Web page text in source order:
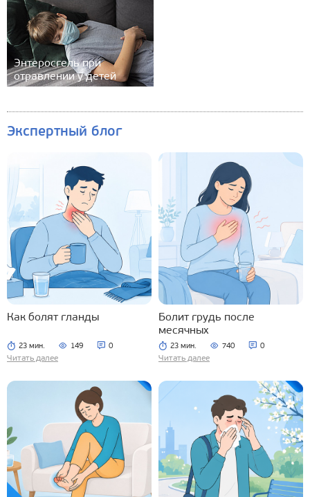
Энтеросгель при
отравлении у детей
Экспертный блог
Как болят гланды
23 мин. 149 0
Читать далее
Болит грудь после
месячных
23 мин. 740 0
Читать далее